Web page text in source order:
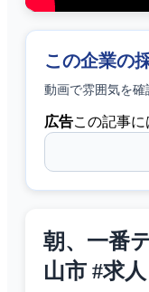
この企業の
動画で雰囲気を確
広告この記事に
朝、一番
山市 #求